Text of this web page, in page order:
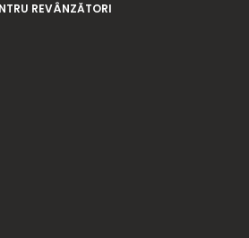
REVÂNZĂTORI